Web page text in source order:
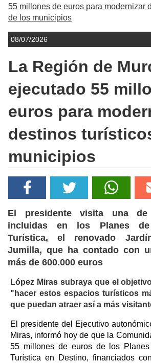
55 millones de euros para modernizar
de los municipios
08/07/2026
La Región de
ejecutado 55
euros para
destinos
municipios
El presidente visita una
incluidas en los Planes de
Turística, el renovado
Jumilla, que ha contado con
más de 600.000 euros
López Miras subraya que el
"hacer estos espacios turísticos
que puedan atraer así a más
El presidente del Ejecutivo
Miras, informó hoy de que la
55 millones de euros de los Planes
Turística en Destino, financiados